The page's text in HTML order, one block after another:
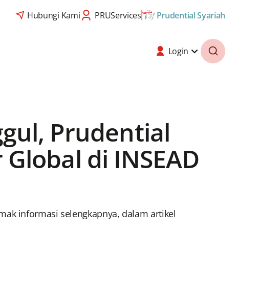
Hubungi Kami PRUServices Prudential Syariah
Login
Prudential
di INSEAD
informasi selengkapnya, dalam artikel